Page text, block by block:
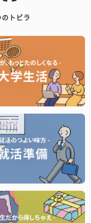
トビラ